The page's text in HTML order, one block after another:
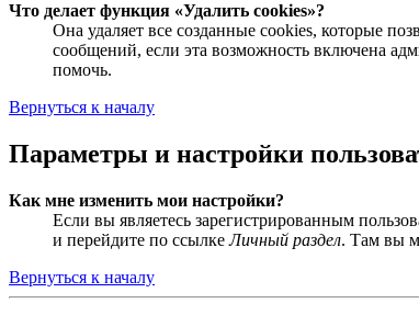
Что делает функция «Удалить cookies»?
Она удаляет все созданные cookies, которые
сообщений, если эта возможность включена
помочь.
Вернуться к началу
Параметры и настройки
Как мне изменить мои настройки?
Если вы являетесь зарегистрированным
и перейдите по ссылкеЛичный раздел. Там вы
Вернуться к началу